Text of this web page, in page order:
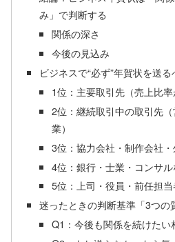
み」で判断する
関係の深さ
今後の見込み
ビジネスで“必ず”年賀状を送
1位：主要取引先（売上比率
2位：継続取引中の取引先
業）
3位：協力会社・制作会社
4位：銀行・士業・コンサ
5位：上司・役員・前任担
迷ったときの判断基準「3つの
Q1：今後も関係を続けたい